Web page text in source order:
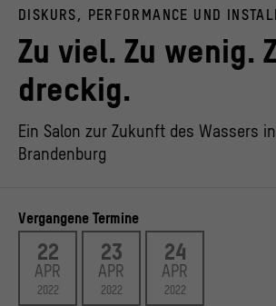
DISKURS, PERFORMANCE UND
Zu viel. Zu wenig.
dreckig.
Ein Salon zur Zukunft des Wassers
Brandenburg
Vergangene Termine
22
APR
2022
23
APR
2022
24
APR
2022